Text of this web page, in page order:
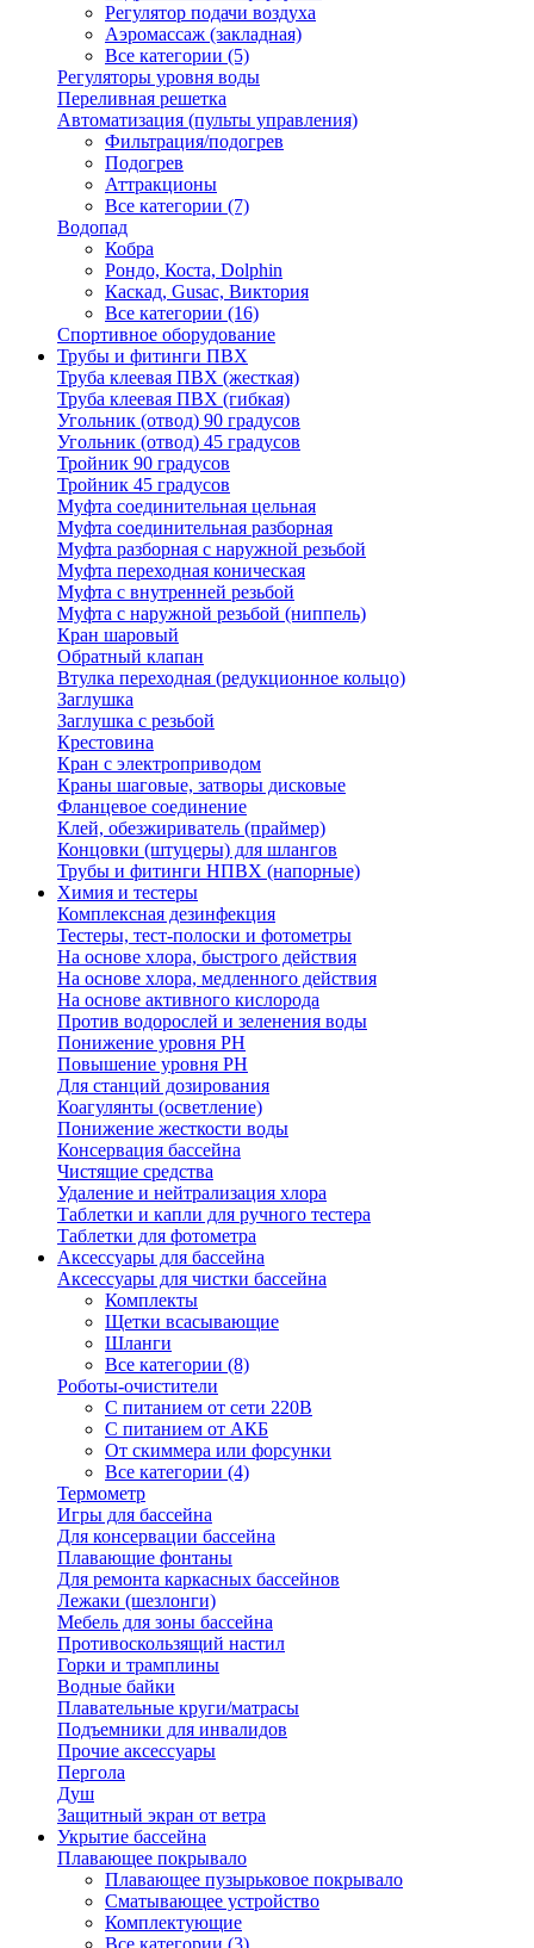
Регулятор подачи воздуха
Аэромассаж (закладная)
Все категории (5)
Регуляторы уровня воды
Переливная решетка
Автоматизация (пульты управления)
Фильтрация/подогрев
Подогрев
Аттракционы
Все категории (7)
Водопад
Кобра
Рондо, Коста, Dolphin
Каскад, Gusac, Виктория
Все категории (16)
Спортивное оборудование
Трубы и фитинги ПВХ
Труба клеевая ПВХ (жесткая)
Труба клеевая ПВХ (гибкая)
Угольник (отвод) 90 градусов
Угольник (отвод) 45 градусов
Тройник 90 градусов
Тройник 45 градусов
Муфта соединительная цельная
Муфта соединительная разборная
Муфта разборная с наружной резьбой
Муфта переходная коническая
Муфта с внутренней резьбой
Муфта с наружной резьбой (ниппель)
Кран шаровый
Обратный клапан
Втулка переходная (редукционное кольцо)
Заглушка
Заглушка с резьбой
Крестовина
Кран с электроприводом
Краны шаговые, затворы дисковые
Фланцевое соединение
Клей, обезжириватель (праймер)
Концовки (штуцеры) для шлангов
Трубы и фитинги НПВХ (напорные)
Химия и тестеры
Комплексная дезинфекция
Тестеры, тест-полоски и фотометры
На основе хлора, быстрого действия
На основе хлора, медленного действия
На основе активного кислорода
Против водорослей и зеленения воды
Понижение уровня РН
Повышение уровня РН
Для станций дозирования
Коагулянты (осветление)
Понижение жесткости воды
Консервация бассейна
Чистящие средства
Удаление и нейтрализация хлора
Таблетки и капли для ручного тестера
Таблетки для фотометра
Аксессуары для бассейна
Аксессуары для чистки бассейна
Комплекты
Щетки всасывающие
Шланги
Все категории (8)
Роботы-очистители
С питанием от сети 220В
С питанием от АКБ
От скиммера или форсунки
Все категории (4)
Термометр
Игры для бассейна
Для консервации бассейна
Плавающие фонтаны
Для ремонта каркасных бассейнов
Лежаки (шезлонги)
Мебель для зоны бассейна
Противоскользящий настил
Горки и трамплины
Водные байки
Плавательные круги/матрасы
Подъемники для инвалидов
Прочие аксессуары
Пергола
Душ
Защитный экран от ветра
Укрытие бассейна
Плавающее покрывало
Плавающее пузырьковое покрывало
Сматывающее устройство
Комплектующие
Все категории (3)